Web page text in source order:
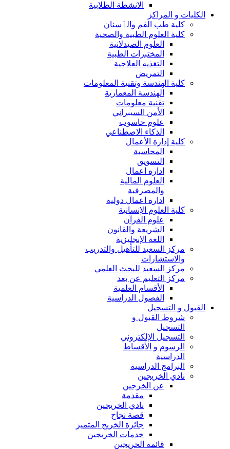
الانشطة الطلابية
الكليات و المراكز
كلية طب الفم والٲسنان
كلية العلوم الطبية والصحية
العلوم الصيدلانية
المختبرات الطبية
التغذيه العلاجية
التمريض
كلية الهندسة وتقنية المعلومات
الهندسة المعمارية
تقنية معلومات
الأمن السيبراني
علوم حاسوب
الذكاء الاصطناعي
كلية إدارة الأعمال
المحاسبة
التسويق
اداره اعمال
العلوم المالية
والمصرفية
اداره اعمال دولية
كلية العلوم الإنسانية
علوم القرآن
الشريعة والقانون
اللغة الإنجليزية
مركز السعيد للتأهيل والتدريب
والاستشارات
مركز السعيد للبحث العلمي
مركز التعليم عن بعد
الأقسام العلمية
الفصول الدراسية
القبول و التسجيل
شروط القبول و
التسجيل
التسجيل الإلكتروني
الرسوم و الأقساط
الدراسية
البرامج الدراسية
نادي الخريجين
عن الخرجين
مقدمة
نادي الخريجين
قصة نجاح
جائزة الخريج المتميز
خدمات الخريجين
قائمة الخريجين